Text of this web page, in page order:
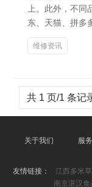
上。此外，不
东、天猫、拼多
维修资讯
共 1 页/1 条记
关于我们 服
友情链接：
江西多米
南京湛汉